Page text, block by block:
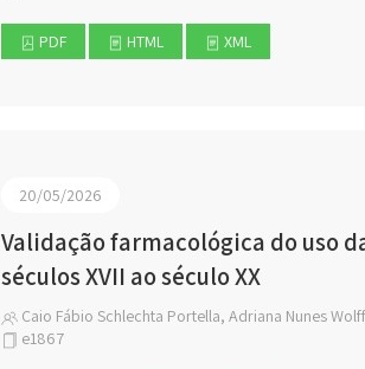
PDF HTML XML
20/05/2026
Validação farmacológica do uso
séculos XVII ao século XX
Caio Fábio Schlechta Portella, Adriana Nunes
e1867